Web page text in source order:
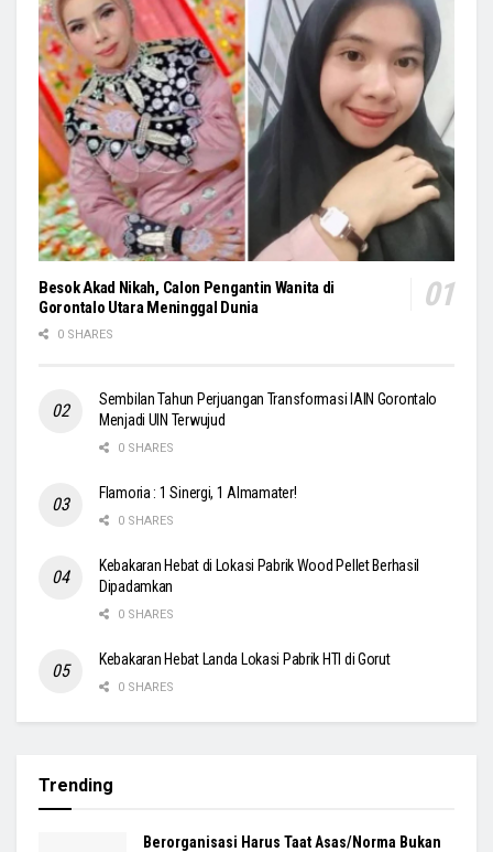
Besok Akad Nikah, Calon Pengantin Wanita di
Gorontalo Utara Meninggal Dunia
0 SHARES
Sembilan Tahun Perjuangan Transformasi IAIN Gorontalo
Menjadi UIN Terwujud
0 SHARES
Flamoria : 1 Sinergi, 1 Almamater!
0 SHARES
Kebakaran Hebat di Lokasi Pabrik Wood Pellet Berhasil
Dipadamkan
0 SHARES
Kebakaran Hebat Landa Lokasi Pabrik HTI di Gorut
0 SHARES
Trending
Berorganisasi Harus Taat Asas/Norma Bukan